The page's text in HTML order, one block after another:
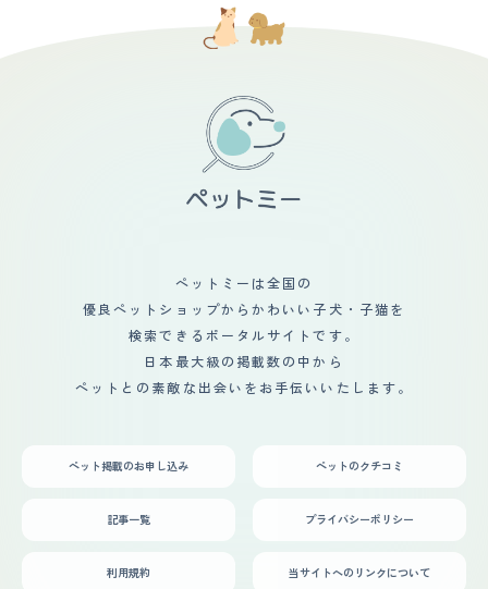
基本的にお散歩に連れて行くので会話が増え、 うまく行
ってるのもワンチャン達のおかげかなと思います。
【総評】 妹がペットショップで購入して初めてのお迎え
した時は短い足や寸胴なところが可愛くてしょうがなかっ
たです。不安は場所が急に変わったので少し心配はしてい
はないですが就寝時に他の部屋に行ききできるように扉を
少し開けてくくらいです。最後にダックスの好きなところ
は甘えたいときは甘えてくるし怒ってるときや拗ねてると
きが分かりやすいところです。
ングタイプなのでほっておくとどんどん伸びてきます。質
た、こだわりのカットはあるか？ 1カ月半から2か月に1
回、こだわりのカットはありません。 ・あなたのペット
は特定の健康問題に悩まされているか？また、それが慢性
「駄目だよ」と注意して躾けていますが、誰かが帰ってき
好きなところ、気にっているところ 人懐っこくて家にい
るとずっと隣に座って甘えてくるところです。 ・この犬
種との出会い、第一印象など 近くのホームセンターのペ
ットショップが出会いです。瞳が大きくて愛らしい表情が
目をひきました。 ・迎え入れ前後の不安だったこと 室内
います。
ペットミーは全国の
優良ペットショップからかわいい子犬・子猫を
検索できるポータルサイトです。
日本最大級の掲載数の中から
ペットとの素敵な出会いをお手伝いいたします。
ペット掲載のお申し込み ペットのクチコミ
記事一覧 プライバシーポリシー
利用規約 当サイトへのリンクについて